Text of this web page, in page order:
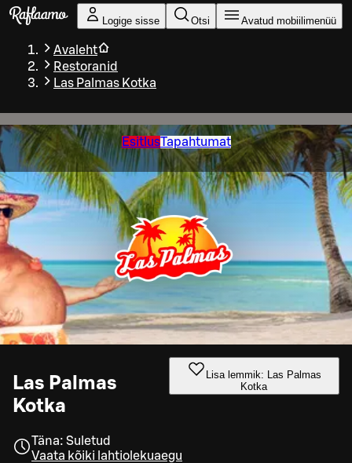
Liigu peamise sisu juurde
Logige sisse Otsi Avatud mobiilimenüü
Avaleht
Restoranid
Las Palmas Kotka
EsitlusTapahtumat
Las Palmas
Kotka
Lisa lemmik: Las Palmas
Kotka
Täna: Suletud
Vaata kõiki lahtiolekuaegu